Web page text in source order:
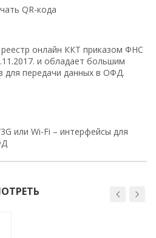
QR-кода
онлайн ККТ приказом ФНС
и обладает большим
передачи данных в ОФД.
или Wi-Fi – интерфейсы для